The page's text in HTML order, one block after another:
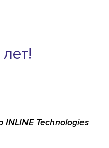
INLINE Technologies